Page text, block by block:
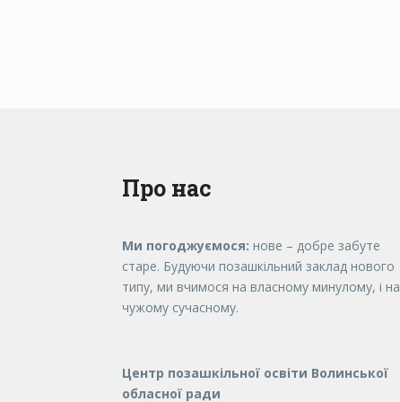
Про нас
Ми погоджуємося: нове – добре забуте
старе. Будуючи позашкільний заклад нового
типу, ми вчимося на власному минулому, і на
чужому сучасному.
Центр позашкільної освіти Волинської
обласної ради